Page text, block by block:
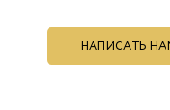
НАПИСАТЬ